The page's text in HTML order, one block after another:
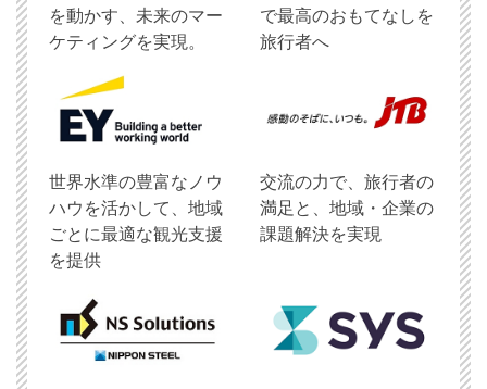
を動かす、未来のマー
ケティングを実現。
で最高のおもてなしを
旅行者へ
世界水準の豊富なノウ
ハウを活かして、地域
ごとに最適な観光支援
を提供
交流の力で、旅行者の
満足と、地域・企業の
課題解決を実現